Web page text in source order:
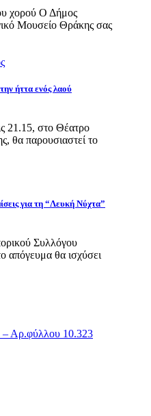
χορού Ο Δήμος
Μουσείο Θράκης σας
ήττα ενός λαού
21.15, στο Θέατρο
θα παρουσιαστεί το
για τη “Λευκή Νύχτα”
Συλλόγου
απόγευμα θα ισχύσει
– Αρ.φύλλου 10.323